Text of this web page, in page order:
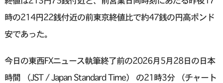
時の214円22銭付近の前東京終値比で約47銭の円高ポンド
安であった。
今日の東西FXニュース執筆終了前の2026月5月28日の日本
時間 （JST / Japan Standard Time） の21時3分 （チャート